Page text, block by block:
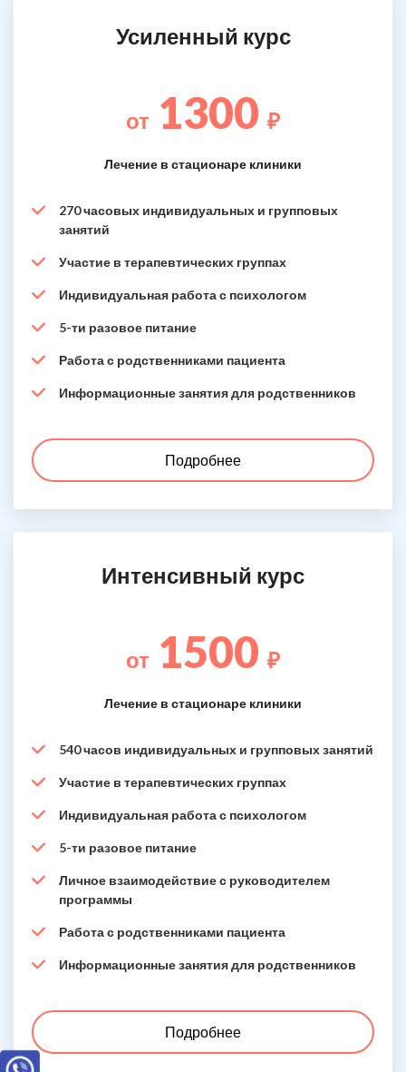
Усиленный курс
от 1300 ₽
Лечение в стационаре клиники
270 часовых индивидуальных и групповых
занятий
Участие в терапевтических группах
Индивидуальная работа с психологом
5-ти разовое питание
Работа с родственниками пациента
Информационные занятия для родственников
Подробнее
Интенсивный курс
от 1500 ₽
Лечение в стационаре клиники
540 часов индивидуальных и групповых занятий
Участие в терапевтических группах
Индивидуальная работа с психологом
5-ти разовое питание
Личное взаимодействие с руководителем
программы
Работа с родственниками пациента
Информационные занятия для родственников
Подробнее